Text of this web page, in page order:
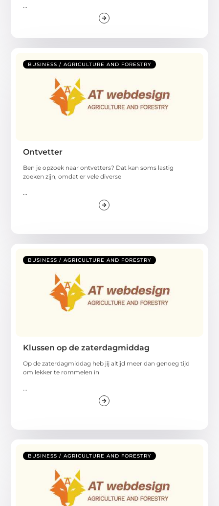
BUSINESS / AGRICULTURE AND FORESTRY
Ontvetter
Ben je opzoek naar ontvetters? Dat kan soms lastig
zoeken zijn, omdat er vele diverse
BUSINESS / AGRICULTURE AND FORESTRY
Klussen op de zaterdagmiddag
Op de zaterdagmiddag heb jij altijd meer dan genoeg tijd
om lekker te rommelen in
BUSINESS / AGRICULTURE AND FORESTRY